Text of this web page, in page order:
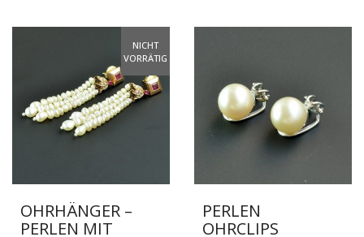
NICHT
VORRÄTIG
OHRHÄNGER –
PERLEN MIT
PERLEN
OHRCLIPS